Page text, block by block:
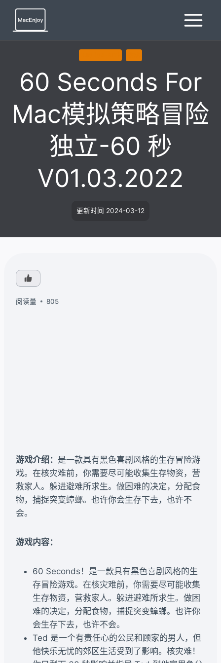
60 Seconds For
Mac模拟策略冒险
独立-60 秒
V01.03.2022
更新时间 2024-03-12
阅读量 805
游戏介绍： 是一款具有黑色喜剧风格的生存冒险游
戏。在核灾难前，你需要尽可能收集生存物资，营
救家人。躲进避难所求生。做困难的决定，分配食
物，捕捉突变蟑螂。也许你会生存下去，也许不
会。
游戏内容：
60 Seconds！是一款具有黑色喜剧风格的生
存冒险游戏。在核灾难前，你需要尽可能收集
生存物资，营救家人。躲进避难所求生。做困
难的决定，分配食物，捕捉突变蟑螂。也许你
会生存下去，也许不会。
Ted 是一个有责任心的公民和顾家的男人，但
他快乐无忧的郊区生活受到了影响。核灾难！